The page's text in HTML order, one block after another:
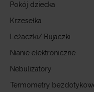
Pokój dziecka
Krzesełka
Leżaczki/ Bujaczki
Nianie elektroniczne
Nebulizatory
Termometry